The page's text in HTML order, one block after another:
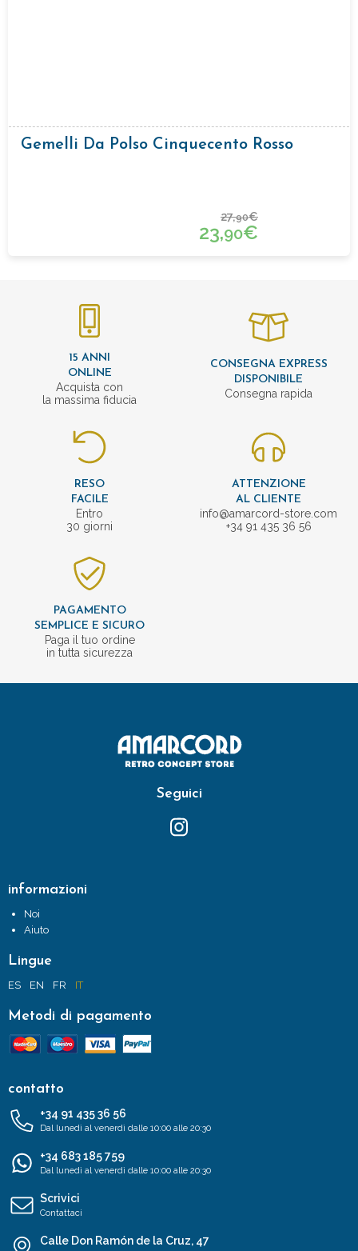
Gemelli Da Polso Cinquecento Rosso
27,90€
23,90€
15 ANNI
ONLINE
Acquista con
la massima fiducia
CONSEGNA EXPRESS
DISPONIBILE
Consegna rapida
RESO
FACILE
Entro
30 giorni
ATTENZIONE
AL CLIENTE
info@amarcord-store.com
+34 91 435 36 56
PAGAMENTO
SEMPLICE E SICURO
Paga il tuo ordine
in tutta sicurezza
Seguici
informazioni
Noi
Aiuto
Lingue
ES EN FR IT
Metodi di pagamento
contatto
+34 91 435 36 56
Dal lunedì al venerdì dalle 10:00 alle 20:30
+34 683 185 759
Dal lunedì al venerdì dalle 10:00 alle 20:30
Scrivici
Contattaci
Calle Don Ramón de la Cruz, 47